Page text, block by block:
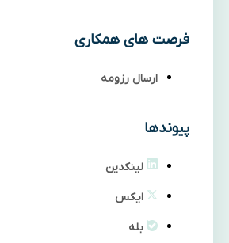
فرصت های همکاری
ارسال رزومه
پیوندها
لینکدین
ایکس
بله